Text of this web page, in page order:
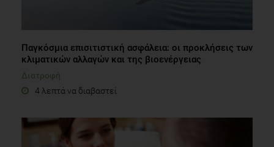
Παγκόσμια επισιτιστική ασφάλεια: οι προκλήσεις των
κλιματικών αλλαγών και της βιοενέργειας
Διατροφή
4 λεπτά να διαβαστεί